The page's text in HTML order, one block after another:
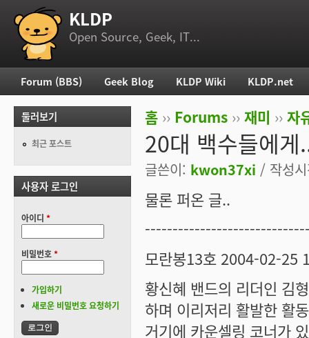
부 메뉴 KLDP
Open Source, Geek, IT...
현재 위치
홈 ›› Forums ›› 재미 ›› 자
20대 백수들에게
글쓴이: kwon37xi / 작성
물론 퍼온 글..
모란봉13호 2004-02-
황신혜 밴드의 리더인 김
하며 이리저리 활발한 활
거기에 카운셀링 코너가
주 메뉴
Forum (BBS) Geek Blog KLDP Wiki KLDP.net
둘러보기
최근 포스트
사용자 로그인
아이디 *
비밀번호*
가입하기
새로운 비밀번호 요청하기